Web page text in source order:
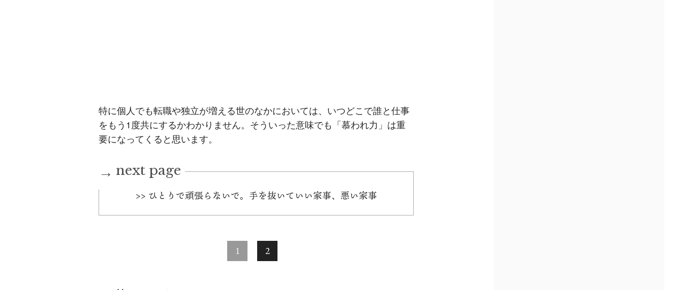
特に個人でも転職や独立が増える世のなかにおいては、いつどこで誰と仕事
をもう1度共にするかわかりません。そういった意味でも「慕われ力」は重
要になってくると思います。
→ next page
>> ひとりで頑張らないで。手を抜いていい家事、悪い家事
1 2